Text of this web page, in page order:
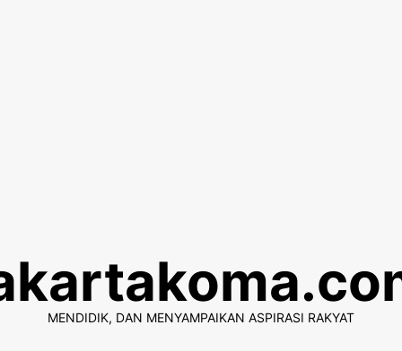
content
MENDIDIK, DAN MENYAMPAIKAN ASPIRASI RAKYAT